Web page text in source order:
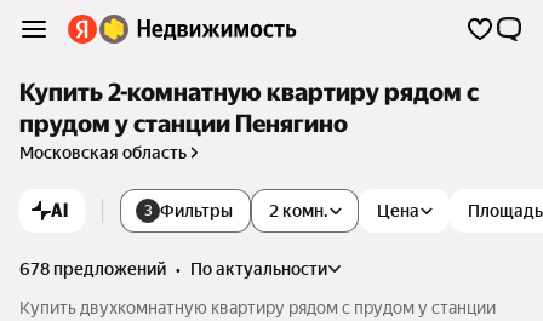
Купить 2-комнатную квартиру рядом с
прудом у станции Пенягино
Московская область
AI 3 Фильтры 2 комн. Цена Площадь
678 предложений •
по актуальности
Купить двухкомнатную квартиру рядом с прудом у станции